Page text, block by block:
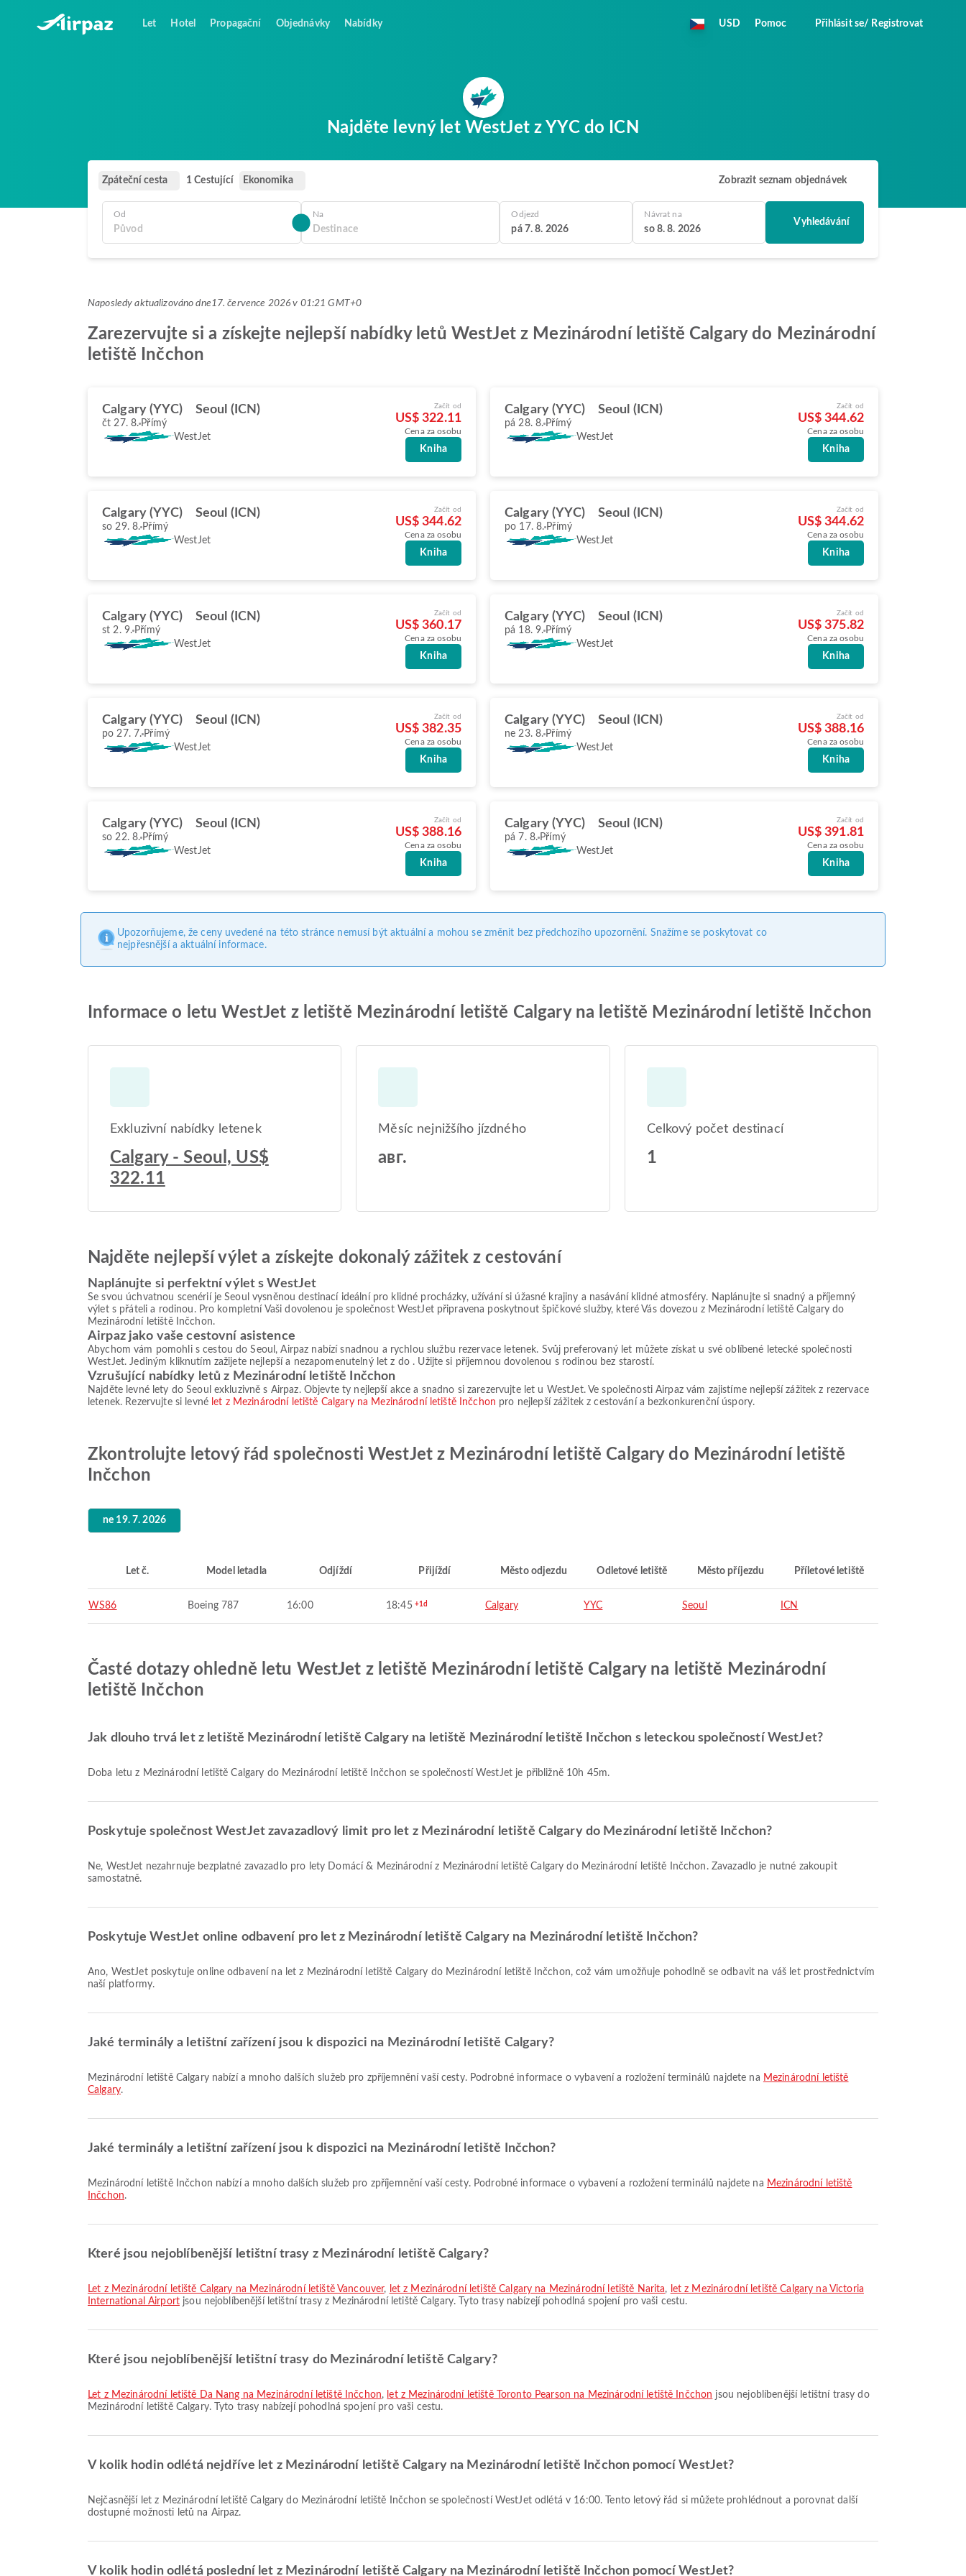
Let Hotel Propagační Objednávky Nabídky USD Pomoc Přihlásit se/ Registrovat
Najděte levný let WestJet z YYC do ICN
Zpáteční cesta 1 Cestující Ekonomika Zobrazit seznam objednávek
Od Na Odjezd
pá 7. 8. 2026
Návrat na
so 8. 8. 2026
Vyhledávání
Naposledy aktualizováno dne17. července 2026 v 01:21 GMT+0
Zarezervujte si a získejte nejlepší nabídky letů WestJet z Mezinárodní letiště Calgary do Mezinárodní
letiště Inčchon
Calgary (YYC) Seoul (ICN)
čt 27. 8. Přímý
WestJet
Začít od
US$ 322.11
Cena za osobu
Kniha
Calgary (YYC) Seoul (ICN)
pá 28. 8. Přímý
WestJet
Začít od
US$ 344.62
Cena za osobu
Kniha
Calgary (YYC) Seoul (ICN)
so 29. 8. Přímý
WestJet
Začít od
US$ 344.62
Cena za osobu
Kniha
Calgary (YYC) Seoul (ICN)
po 17. 8. Přímý
WestJet
Začít od
US$ 344.62
Cena za osobu
Kniha
Calgary (YYC) Seoul (ICN)
st 2. 9. Přímý
WestJet
Začít od
US$ 360.17
Cena za osobu
Kniha
Calgary (YYC) Seoul (ICN)
pá 18. 9. Přímý
WestJet
Začít od
US$ 375.82
Cena za osobu
Kniha
Calgary (YYC) Seoul (ICN)
po 27. 7. Přímý
WestJet
Začít od
US$ 382.35
Cena za osobu
Kniha
Calgary (YYC) Seoul (ICN)
ne 23. 8. Přímý
WestJet
Začít od
US$ 388.16
Cena za osobu
Kniha
Calgary (YYC) Seoul (ICN)
so 22. 8. Přímý
WestJet
Začít od
US$ 388.16
Cena za osobu
Kniha
Calgary (YYC) Seoul (ICN)
pá 7. 8. Přímý
WestJet
Začít od
US$ 391.81
Cena za osobu
Kniha
Upozorňujeme, že ceny uvedené na této stránce nemusí být aktuální a mohou se změnit bez předchozího upozornění. Snažíme se poskytovat co
nejpřesnější a aktuální informace.
Informace o letu WestJet z letiště Mezinárodní letiště Calgary na letiště Mezinárodní letiště Inčchon
Exkluzivní nabídky letenek
Calgary - Seoul, US$
322.11
Měsíc nejnižšího jízdného
авг.
Celkový počet destinací
1
Najděte nejlepší výlet a získejte dokonalý zážitek z cestování
Naplánujte si perfektní výlet s WestJet
Se svou úchvatnou scenérií je Seoul vysněnou destinací ideální pro klidné procházky, užívání si úžasné krajiny a nasávání klidné atmosféry. Naplánujte si snadný a příjemný
výlet s přáteli a rodinou. Pro kompletní Vaši dovolenou je společnost WestJet připravena poskytnout špičkové služby, které Vás dovezou z Mezinárodní letiště Calgary do
Mezinárodní letiště Inčchon.
Airpaz jako vaše cestovní asistence
Abychom vám pomohli s cestou do Seoul, Airpaz nabízí snadnou a rychlou službu rezervace letenek. Svůj preferovaný let můžete získat u své oblíbené letecké společnosti
WestJet. Jediným kliknutím zažijete nejlepší a nezapomenutelný let z do . Užijte si příjemnou dovolenou s rodinou bez starostí.
Vzrušující nabídky letů z Mezinárodní letiště Inčchon
Najděte levné lety do Seoul exkluzivně s Airpaz. Objevte ty nejlepší akce a snadno si zarezervujte let u WestJet. Ve společnosti Airpaz vám zajistíme nejlepší zážitek z rezervace
letenek. Rezervujte si levné let z Mezinárodní letiště Calgary na Mezinárodní letiště Inčchon pro nejlepší zážitek z cestování a bezkonkurenční úspory.
Zkontrolujte letový řád společnosti WestJet z Mezinárodní letiště Calgary do Mezinárodní letiště
Inčchon
ne 19. 7. 2026
Let č. Model letadla Odjíždí Přijíždí Město odjezdu Odletové letiště Město příjezdu Příletové letiště
WS86 Boeing 787 16:00 18:45 +1d Calgary YYC Seoul ICN
Časté dotazy ohledně letu WestJet z letiště Mezinárodní letiště Calgary na letiště Mezinárodní
letiště Inčchon
Jak dlouho trvá let z letiště Mezinárodní letiště Calgary na letiště Mezinárodní letiště Inčchon s leteckou společností WestJet?
Doba letu z Mezinárodní letiště Calgary do Mezinárodní letiště Inčchon se společností WestJet je přibližně 10h 45m.
Poskytuje společnost WestJet zavazadlový limit pro let z Mezinárodní letiště Calgary do Mezinárodní letiště Inčchon?
Ne, WestJet nezahrnuje bezplatné zavazadlo pro lety Domácí & Mezinárodní z Mezinárodní letiště Calgary do Mezinárodní letiště Inčchon. Zavazadlo je nutné zakoupit
samostatně.
Poskytuje WestJet online odbavení pro let z Mezinárodní letiště Calgary na Mezinárodní letiště Inčchon?
Ano, WestJet poskytuje online odbavení na let z Mezinárodní letiště Calgary do Mezinárodní letiště Inčchon, což vám umožňuje pohodlně se odbavit na váš let prostřednictvím
naší platformy.
Jaké terminály a letištní zařízení jsou k dispozici na Mezinárodní letiště Calgary?
Mezinárodní letiště Calgary nabízí a mnoho dalších služeb pro zpříjemnění vaší cesty. Podrobné informace o vybavení a rozložení terminálů najdete na Mezinárodní letiště
Calgary.
Jaké terminály a letištní zařízení jsou k dispozici na Mezinárodní letiště Inčchon?
Mezinárodní letiště Inčchon nabízí a mnoho dalších služeb pro zpříjemnění vaší cesty. Podrobné informace o vybavení a rozložení terminálů najdete na Mezinárodní letiště
Inčchon.
Které jsou nejoblíbenější letištní trasy z Mezinárodní letiště Calgary?
let z Mezinárodní letiště Calgary na Mezinárodní letiště Vancouver, let z Mezinárodní letiště Calgary na Mezinárodní letiště Narita, let z Mezinárodní letiště Calgary na Victoria
International Airportjsou nejoblíbenější letištní trasy z Mezinárodní letiště Calgary. Tyto trasy nabízejí pohodlná spojení pro vaši cestu.
Které jsou nejoblíbenější letištní trasy do Mezinárodní letiště Calgary?
let z Mezinárodní letiště Da Nang na Mezinárodní letiště Inčchon, let z Mezinárodní letiště Toronto Pearson na Mezinárodní letiště Inčchon jsou nejoblíbenější letištní trasy do
Mezinárodní letiště Calgary. Tyto trasy nabízejí pohodlná spojení pro vaši cestu.
V kolik hodin odlétá nejdříve let z Mezinárodní letiště Calgary na Mezinárodní letiště Inčchon pomocí WestJet?
Nejčasnější let z Mezinárodní letiště Calgary do Mezinárodní letiště Inčchon se společností WestJet odlétá v 16:00. Tento letový řád si můžete prohlédnout a porovnat další
dostupné možnosti letů na Airpaz.
V kolik hodin odlétá poslední let z Mezinárodní letiště Calgary na Mezinárodní letiště Inčchon pomocí WestJet?